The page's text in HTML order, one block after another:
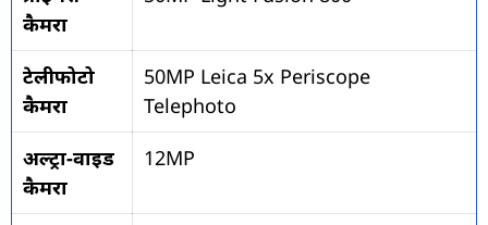
कैमरा
टेलीफोटो
कैमरा
50MP Leica 5x Periscope
Telephoto
अल्ट्रा-वाइड
कैमरा
12MP